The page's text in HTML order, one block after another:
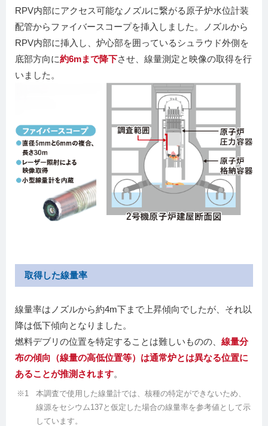
RPV内部にアクセス可能なノズルに繋がる原子炉水位計装
配管からファイバースコープを挿入しました。ノズルから
RPV内部に挿入し、炉心部を囲っているシュラウド外側を
底部方向に約6mまで降下させ、線量測定と映像の取得を行
いました。
取得した線量率
線量率はノズルから約4m下まで上昇傾向でしたが、それ以
降は低下傾向となりました。
燃料デブリの位置を特定することは難しいものの、 線量分
布の傾向（線量の高低位置等）は通常炉とは異なる位置に
あることが推測されます。
本調査で使用した線量計では、核種の特定ができないため、
線源をセシウム137と仮定した場合の線量率を参考値として示
しています。